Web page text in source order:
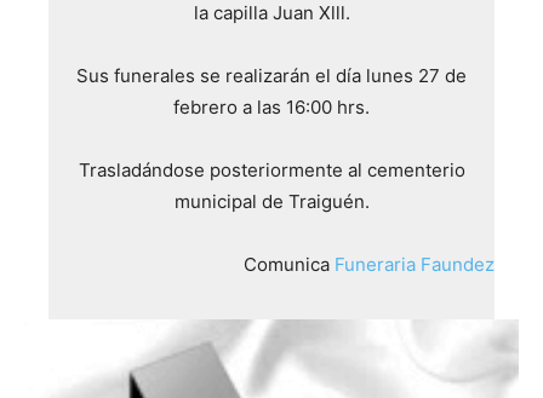
la capilla Juan Xlll.
Sus funerales se realizarán el día lunes 27 de
febrero a las 16:00 hrs.
Trasladándose posteriormente al cementerio
municipal de Traiguén.
Comunica Funeraria Faundez